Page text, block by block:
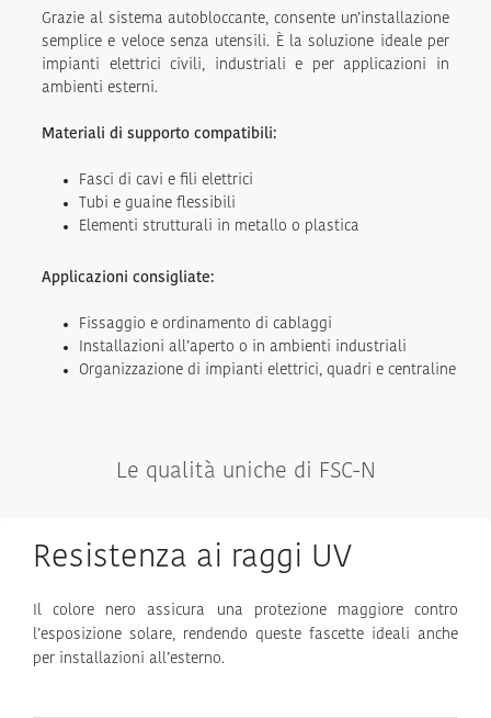
Grazie al sistema autobloccante, consente un’installazione
semplice e veloce senza utensili. È la soluzione ideale per
impianti elettrici civili, industriali e per applicazioni in
ambienti esterni.
Materiali di supporto compatibili:
Fasci di cavi e fili elettrici
Tubi e guaine flessibili
Elementi strutturali in metallo o plastica
Applicazioni consigliate:
Fissaggio e ordinamento di cablaggi
Installazioni all’aperto o in ambienti industriali
Organizzazione di impianti elettrici, quadri e centraline
Le qualità uniche di FSC-N
Resistenza ai raggi UV
Il colore nero assicura una protezione maggiore contro
l’esposizione solare, rendendo queste fascette ideali anche
per installazioni all’esterno.